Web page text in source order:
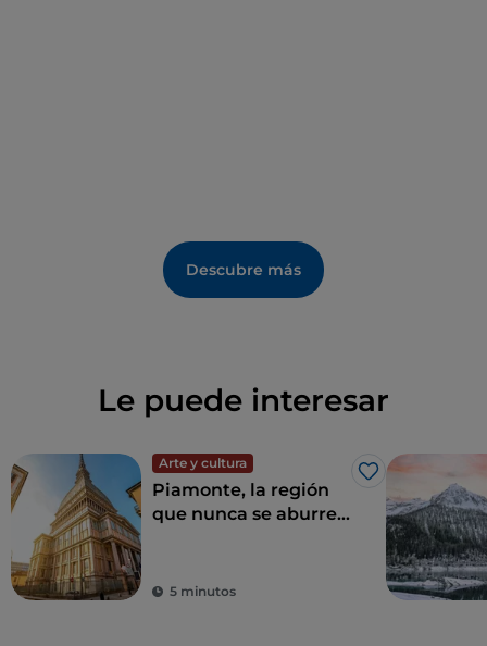
Descubre más
Le puede interesar
Arte y cultura
Me gusta
Piamonte, la región
que nunca se aburre
5 minutos